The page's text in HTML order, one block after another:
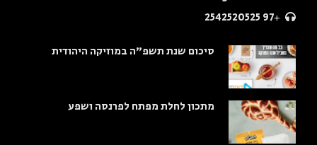
+97 2542520525
סיכום שנת תשפ"ה במוזיקה היהודית
מתכון לחלת מפתח לפרנסה ושפע